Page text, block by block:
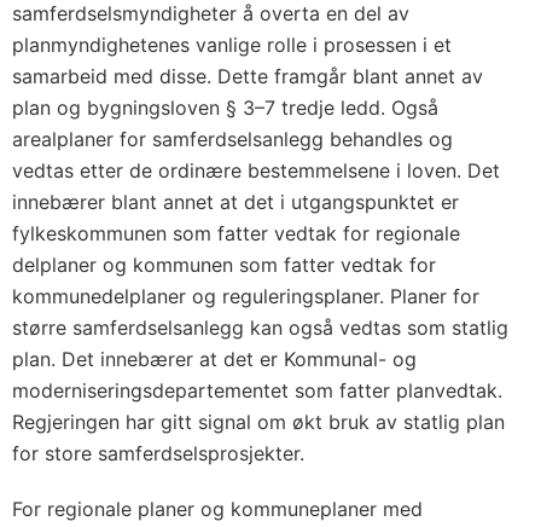
samferdselsmyndigheter å overta en del av
planmyndighetenes vanlige rolle i prosessen i et
samarbeid med disse. Dette framgår blant annet av
plan og bygningsloven § 3–7 tredje ledd. Også
arealplaner for samferdselsanlegg behandles og
vedtas etter de ordinære bestemmelsene i loven. Det
innebærer blant annet at det i utgangspunktet er
fylkeskommunen som fatter vedtak for regionale
delplaner og kommunen som fatter vedtak for
kommunedelplaner og reguleringsplaner. Planer for
større samferdselsanlegg kan også vedtas som statlig
plan. Det innebærer at det er Kommunal- og
moderniseringsdepartementet som fatter planvedtak.
Regjeringen har gitt signal om økt bruk av statlig plan
for store samferdselsprosjekter.
For regionale planer og kommuneplaner med